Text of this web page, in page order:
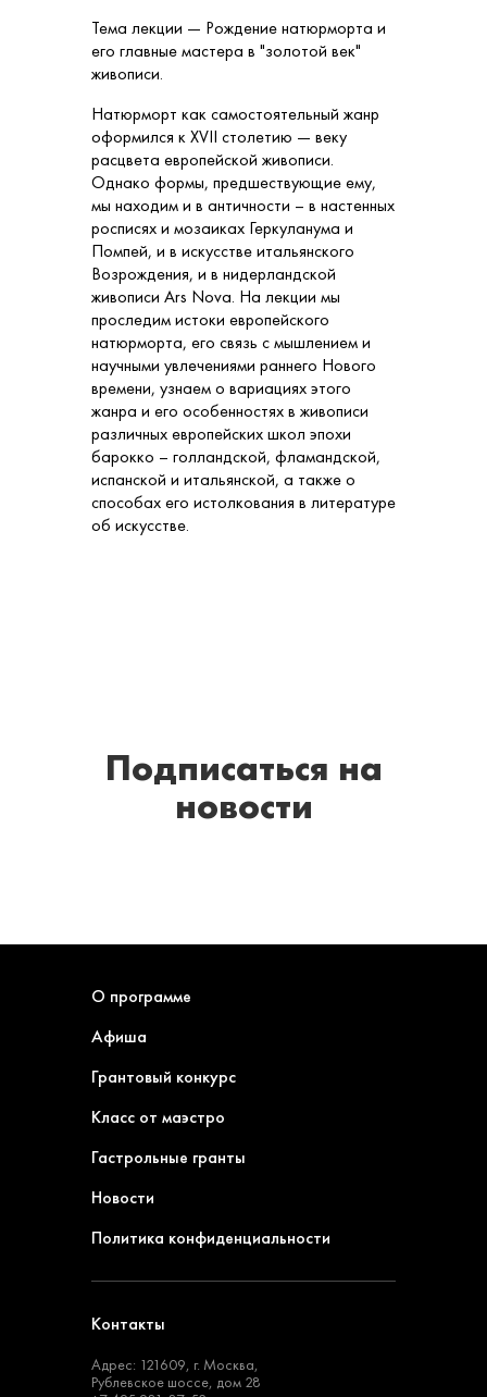
Тема лекции — Рождение натюрморта и
его главные мастера в "золотой век"
живописи.
Натюрморт как самостоятельный жанр
оформился к XVII столетию — веку
расцвета европейской живописи.
Однако формы, предшествующие ему,
мы находим и в античности – в настенных
росписях и мозаиках Геркуланума и
Помпей, и в искусстве итальянского
Возрождения, и в нидерландской
живописи Ars Nova. На лекции мы
проследим истоки европейского
натюрморта, его связь с мышлением и
научными увлечениями раннего Нового
времени, узнаем о вариациях этого
жанра и его особенностях в живописи
различных европейских школ эпохи
барокко – голландской, фламандской,
испанской и итальянской, а также о
способах его истолкования в литературе
об искусстве.
Подписаться на
новости
О программе
Афиша
Грантовый конкурс
Класс от маэстро
Гастрольные гранты
Новости
Политика конфиденциальности
Контакты
Адрес: 121609, г. Москва,
Рублевское шоссе, дом 28